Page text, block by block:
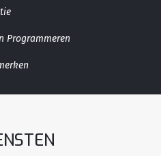
Programmeren